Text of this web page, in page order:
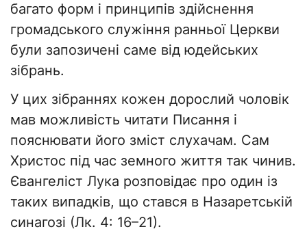
багато форм і принципів здійснення
громадського служіння ранньої Церкви
були запозичені саме від юдейських
зібрань.
У цих зібраннях кожен дорослий чоловік
мав можливість читати Писання і
пояснювати його зміст слухачам. Сам
Христос під час земного життя так чинив.
Євангеліст Лука розповідає про один із
таких випадків, що стався в Назаретській
синагозі (Лк. 4: 16–21).